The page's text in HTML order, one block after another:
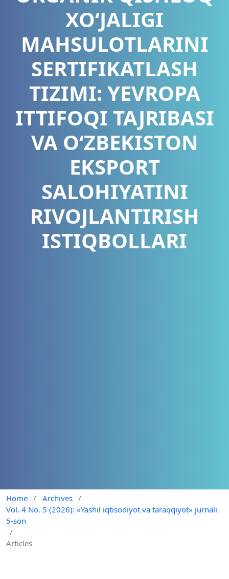
XO‘JALIGI
MAHSULOTLARINI
SERTIFIKATLASH
TIZIMI: YEVROPA
ITTIFOQI TAJRIBASI
VA O‘ZBEKISTON
EKSPORT
SALOHIYATINI
RIVOJLANTIRISH
ISTIQBOLLARI
Home / Archives /
Vol. 4 No. 5 (2026): «Yashil iqtisodiyot va taraqqiyot» jurnali
5-son
/
Articles